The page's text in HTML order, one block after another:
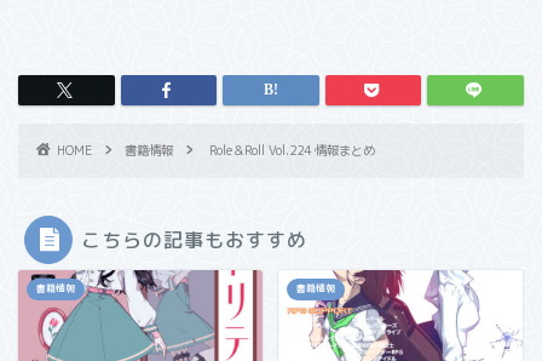
HOME 書籍情報 Role＆Roll Vol.224 情報まとめ
こちらの記事もおすすめ
書籍情報 書籍情報